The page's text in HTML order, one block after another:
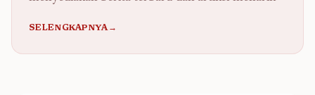
SELENGKAPNYA→